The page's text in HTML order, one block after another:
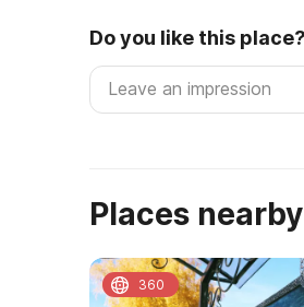
Do you like this place?
Places nearby
360